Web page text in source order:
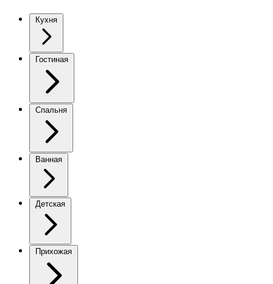
Кухня
Гостиная
Спальня
Ванная
Детская
Прихожая